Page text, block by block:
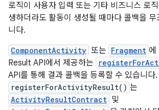
로직이 사용자 입력 또는 기타 비즈니스 로
생하더라도 활동이 생성될 때마다 콜백을
니다.
ComponentActivity 또는 Fragment
Result API에서 제공하는
API를 통해 결과 콜백을 등록할 수 있습니다.
registerForActivityResult() 는
ActivityResultContract 및